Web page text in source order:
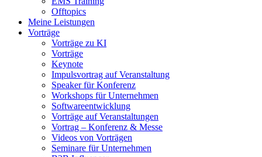
Offtopics
Meine Leistungen
Vorträge
Vorträge zu KI
Vorträge
Keynote
Impulsvortrag auf Veranstaltung
Speaker für Konferenz
Workshops für Unternehmen
Softwareentwicklung
Vorträge auf Veranstaltungen
Vortrag – Konferenz & Messe
Videos von Vorträgen
Seminare für Unternehmen